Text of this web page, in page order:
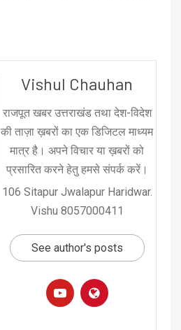
Vishul Chauhan
राजपूत खबर उत्तराखंड तथा देश-विदेश
की ताज़ा ख़बरों का एक डिजिटल माध्यम
मात्र है। अपने विचार या ख़बरों को
प्रसारित करने हेतु हमसे संपर्क करें।
106 Sitapur Jwalapur Haridwar.
Vishu 8057000411
See author's posts